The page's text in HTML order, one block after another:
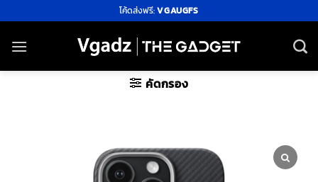
ไป
ยัง
โค้ดส่งฟรี:VGAUGFS
คัดกรอง